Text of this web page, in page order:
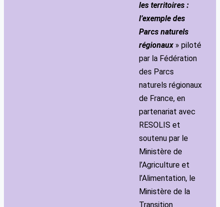
les territoires :
l’exemple des
Parcs naturels
régionaux » piloté
par la Fédération
des Parcs
naturels régionaux
de France, en
partenariat avec
RESOLIS et
soutenu par le
Ministère de
l’Agriculture et
l’Alimentation, le
Ministère de la
Transition